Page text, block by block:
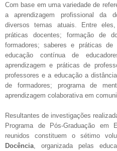
Com base em uma variedade de
a aprendizagem profissional da
diversos temas atuais. Entre
práticas docentes; formação de
formadores; saberes e práticas
educação contínua de
aprendizagem e práticas de
professores e a educação a
de formadores; programa de
aprendizagem colaborativa em
Resultantes de investigações
Programa de Pós-Graduação em
reunidos constituem o sétimo
Docência , organizada pelas